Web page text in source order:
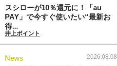
スシローが10％還元に！「au
PAY」で今すぐ使いたい“最新お
得...
井上ポイント
News 2026.08.08